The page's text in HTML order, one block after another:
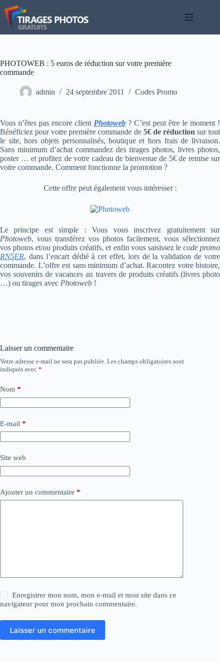
Passer
au
contenu
PHOTOWEB : 5 euros de réduction sur votre première
commande
admin 24 septembre 2011 Codes Promo
Vous n’êtes pas encore client Photoweb ? C’est peut être le moment !
Bénéficiez pour votre première commande de 5€ de réduction sur tout
le site, hors objets personnalisés, boutique et hors frais de livraison.
Sans minimum d’achat commandez des tirages photos, livres photos,
poster … et profitez de votre cadeau de bienvenue de 5€ de remise sur
votre commande. Comment fonctionne la promotion ?
Cette offre peut également vous intéresser :
Le principe est simple : Vous vous inscrivez gratuitement sur
Photoweb, vous transférez vos photos facilement, vous sélectionnez
vos photos et/ou produits créatifs, et enfin vous saisissez le code promo
RN5ER, dans l’encart dédié à cet effet, lors de la validation de votre
commande. L’offre est sans minimum d’achat. Racontez votre histoire,
vos souvenirs de vacances au travers de produits créatifs (livres photo
…) ou tirages avec Photoweb !
Laisser un commentaire
Votre adresse e-mail ne sera pas publiée. Les champs obligatoires sont
indiqués avec *
Nom *
E-mail *
Site web
Ajouter un commentaire *
Enregistrer mon nom, mon e-mail et mon site dans ce
navigateur pour mon prochain commentaire.
Laisser un commentaire